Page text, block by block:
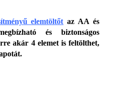
elemtöltőt az AA és
és biztonságos
akár 4 elemet is feltölthet,